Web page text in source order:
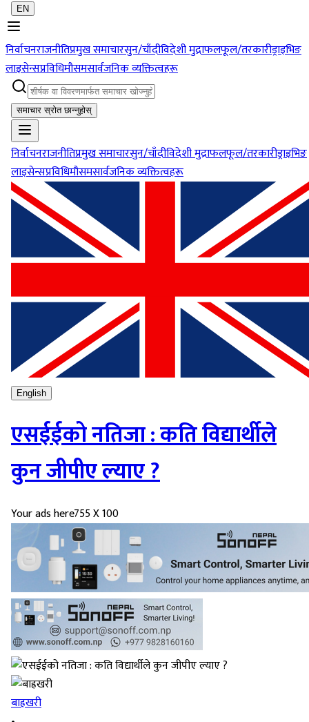
EN
निर्वाचनराजनीतिप्रमुख समाचारसुन/चाँदीविदेशी मुद्राफलफूल/तरकारीड्राइभिङ
लाइसेन्सप्रविधिमौसमसार्वजनिक व्यक्तित्वहरू
समाचार स्रोत छान्नुहोस्
निर्वाचनराजनीतिप्रमुख समाचारसुन/चाँदीविदेशी मुद्राफलफूल/तरकारीड्राइभिङ
लाइसेन्सप्रविधिमौसमसार्वजनिक व्यक्तित्वहरू
English
एसईईको नतिजा : कति विद्यार्थीले
कुन जीपीए ल्याए ?
Your ads here755 X 100
बाह्रखरी